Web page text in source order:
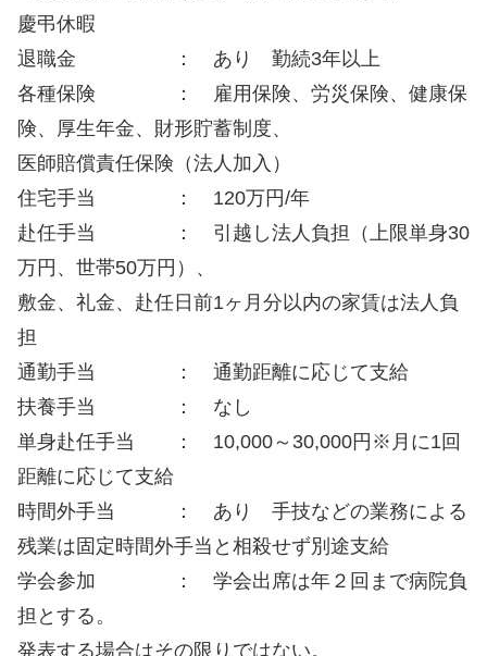
慶弔休暇
退職金 ： あり 勤続3年以上
各種保険 ： 雇用保険、労災保険、健康保
険、厚生年金、財形貯蓄制度、
医師賠償責任保険（法人加入）
住宅手当 ： 120万円/年
赴任手当 ： 引越し法人負担（上限単身30
万円、世帯50万円）、
敷金、礼金、赴任日前1ヶ月分以内の家賃は法人負
担
通勤手当 ： 通勤距離に応じて支給
扶養手当 ： なし
単身赴任手当 ： 10,000～30,000円※月に1回
距離に応じて支給
時間外手当 ： あり 手技などの業務による
残業は固定時間外手当と相殺せず別途支給
学会参加 ： 学会出席は年２回まで病院負
担とする。
発表する場合はその限りではない。